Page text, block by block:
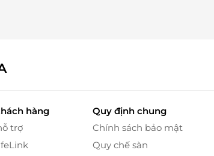
hàng
trợ
Quy định chung
Chính sách bảo mật
Quy chế sàn